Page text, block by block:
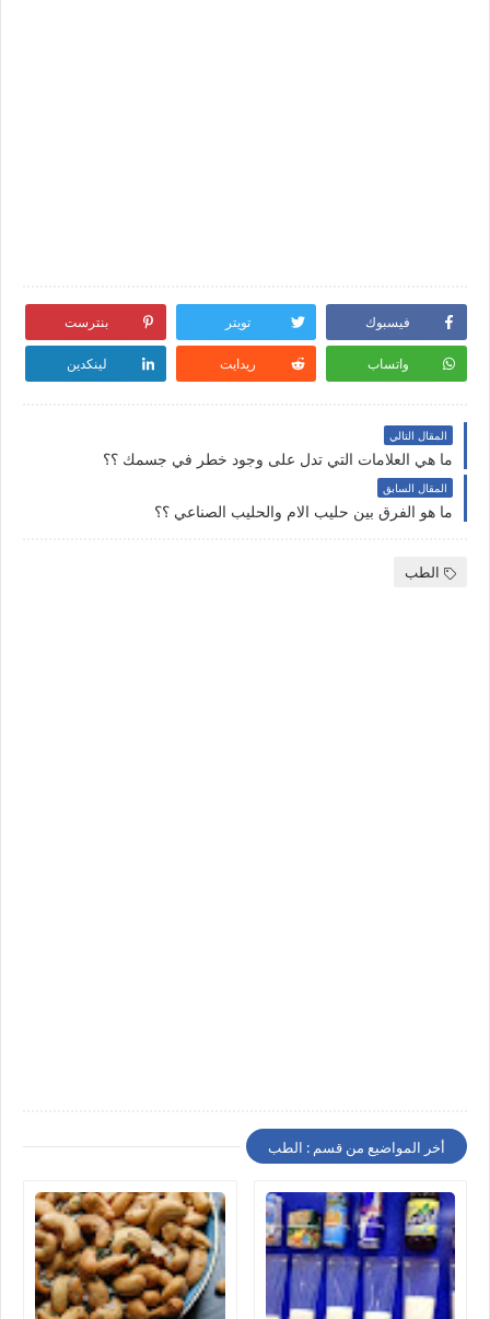
فيسبوك تويتر بنترست
واتساب ريدايت لينكدين
المقال التالي
ما هي العلامات التي تدل على وجود خطر في جسمك ؟؟
المقال السابق
ما هو الفرق بين حليب الام والحليب الصناعي ؟؟
الطب
أخر المواضيع من قسم : الطب